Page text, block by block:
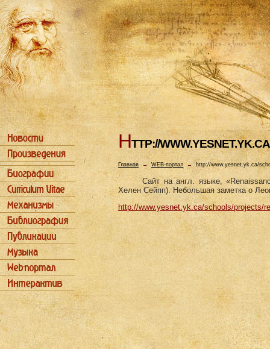
HTTP://
Главная → WEB-портал →http://www.yesnet.yk.ca/
Сайт на англ. языке,
Хелен Сейпп). Небольшая заметка о
http://www.yesnet.yk.ca/schools/projects/